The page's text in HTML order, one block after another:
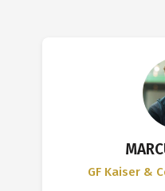
GF Kaiser &